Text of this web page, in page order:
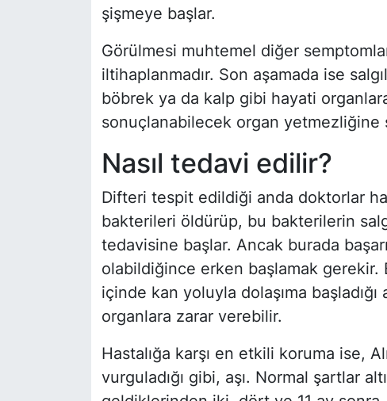
şişmeye başlar.
Görülmesi muhtemel diğer
iltihaplanmadır. Son aşamada ise
böbrek ya da kalp gibi hayati
sonuçlanabilecek organ yetmezliğine
Nasıl tedavi edilir?
Difteri tespit edildiği anda doktorlar
bakterileri öldürüp, bu bakterilerin
tedavisine başlar. Ancak burada
olabildiğince erken başlamak gerekir.
içinde kan yoluyla dolaşıma
organlara zarar verebilir.
Hastalığa karşı en etkili koruma ise,
vurguladığı gibi, aşı. Normal şartlar